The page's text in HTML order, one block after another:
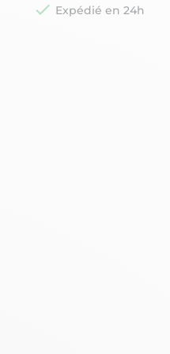
 Expédié en 24h